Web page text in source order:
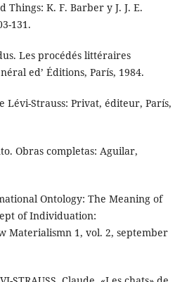
Things: K. F. Barber y J. J. E.
131.
Les procédés littéraires
ed’ Éditions, París, 1984.
Lévi-Strauss: Privat, éditeur, París,
Obras completas: Aguilar,
Ontology: The Meaning of
of Individuation:
Materialismn 1, vol. 2, september